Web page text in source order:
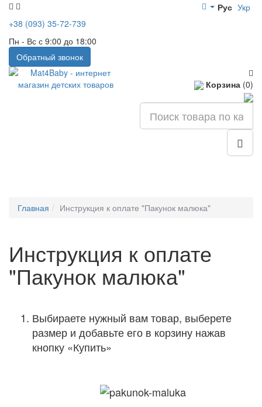
Рус Укр
+38 (093) 35-72-739
Пн - Вс с 9:00 до 18:00
Обратный звонок
Корзина (0)
Главная Инструкция к оплате "Пакунок малюка"
Инструкция к оплате
"Пакунок малюка"
Выбираете нужный вам товар, выберете
размер и добавьте его в корзину нажав
кнопку «Купить»